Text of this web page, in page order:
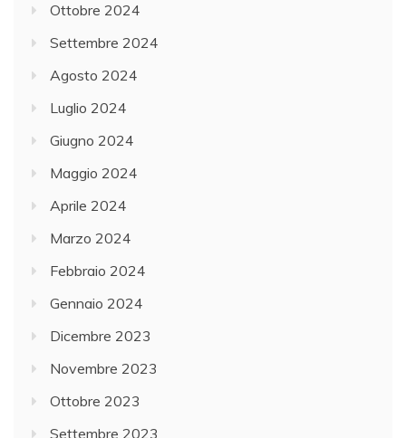
Ottobre 2024
Settembre 2024
Agosto 2024
Luglio 2024
Giugno 2024
Maggio 2024
Aprile 2024
Marzo 2024
Febbraio 2024
Gennaio 2024
Dicembre 2023
Novembre 2023
Ottobre 2023
Settembre 2023